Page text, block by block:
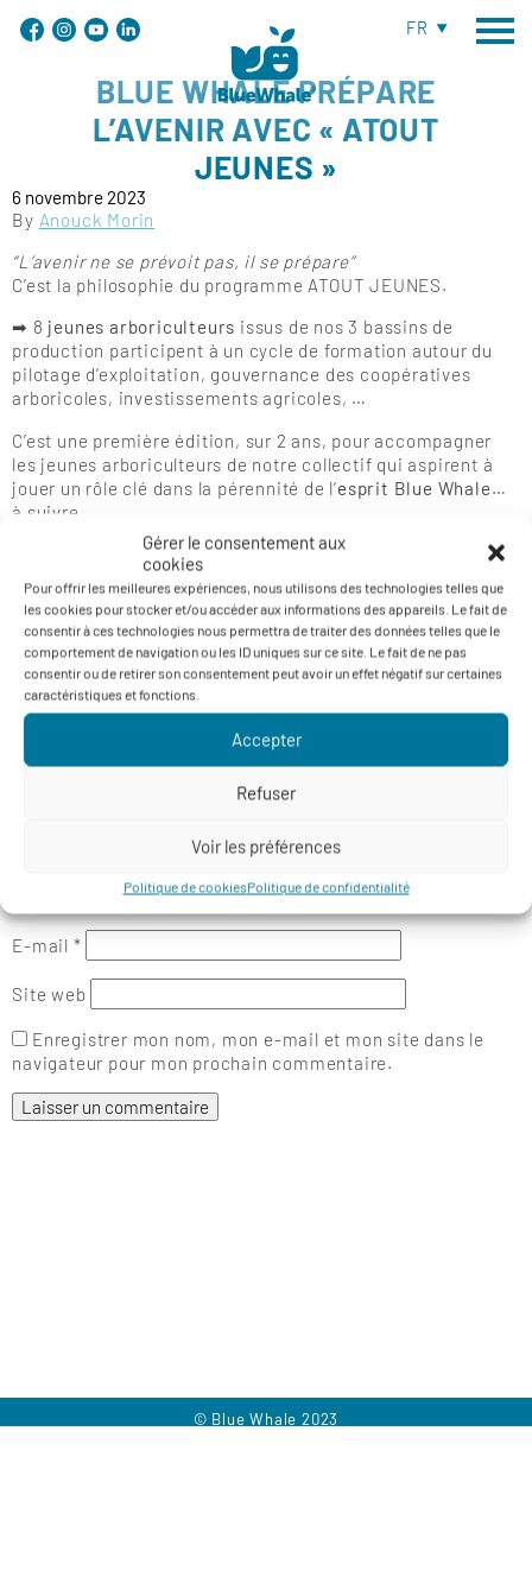
Gérer le consentement aux
cookies
Pour offrir les meilleures expériences, nous utilisons des technologies telles que
les cookies pour stocker et/ou accéder aux informations des appareils. Le fait de
consentir à ces technologies nous permettra de traiter des données telles que le
comportement de navigation ou les ID uniques sur ce site. Le fait de ne pas
consentir ou de retirer son consentement peut avoir un effet négatif sur certaines
caractéristiques et fonctions.
Accepter
Refuser
Voir les préférences
Politique de cookiesPolitique de confidentialité
FR
BLUE WHALE PRÉPARE
L’AVENIR AVEC « ATOUT
JEUNES »
6 novembre 2023
By Anouck Morin
“L’avenir ne se prévoit pas, il se prépare”
C’est la philosophie du programme ATOUT JEUNES.
➡ 8 jeunes arboriculteurs issus de nos 3 bassins de
production participent à un cycle de formation autour du
pilotage d’exploitation, gouvernance des coopératives
arboricoles, investissements agricoles, …
C’est une première édition, sur 2 ans, pour accompagner
les jeunes arboriculteurs de notre collectif qui aspirent à
jouer un rôle clé dans la pérennité de l’esprit Blue Whale…
à suivre
LAISSER UN COMMENTAIRE
Votre adresse e-mail ne sera pas publiée. Les champs
obligatoires sont indiqués avec*
Commentaire*
E-mail *
Site web
Enregistrer mon nom, mon e-mail et mon site dans le
navigateur pour mon prochain commentaire.
© Blue Whale 2023